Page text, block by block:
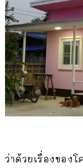
ว่าด้วยเรื่องของ